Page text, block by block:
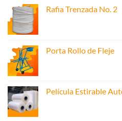
Rafia Trenzada No. 2
Porta Rollo de Fleje
Película Estirable